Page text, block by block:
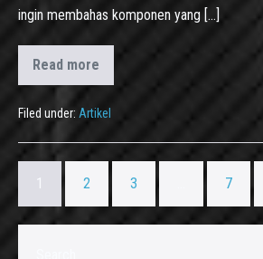
ingin membahas komponen yang […]
Read more
Filed under: Artikel
1 2 3 7